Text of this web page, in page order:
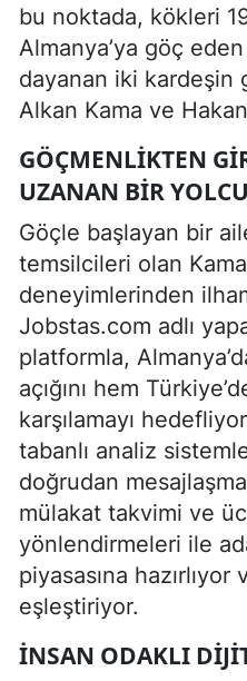
bu noktada, kökleri
Almanya’ya göç
dayanan iki kardeşin
Alkan Kama ve
GÖÇMENLIKTEN
UZANAN BIR
Göçle başlayan bir
temsilcileri olan
deneyimlerinden
Jobstas.com adlı
platformla,
açığını hem
karşılamayı
tabanlı analiz
doğrudan
mülakat takvimi ve
yönlendirmeleri ile
piyasasına
eşleştiriyor.
İNSAN ODAKLI